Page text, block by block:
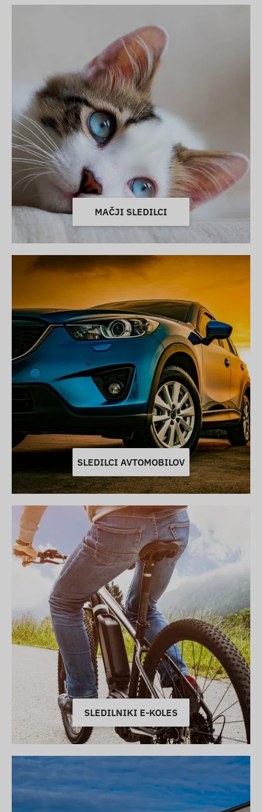
MAČJI SLEDILCI
SLEDILCI AVTOMOBILOV
SLEDILNIKI E-KOLES